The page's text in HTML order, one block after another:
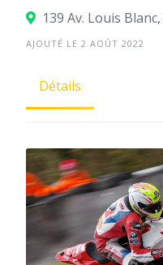
139 Av. Louis
AJOUTÉ LE 2 AOÛT 2022
Détails